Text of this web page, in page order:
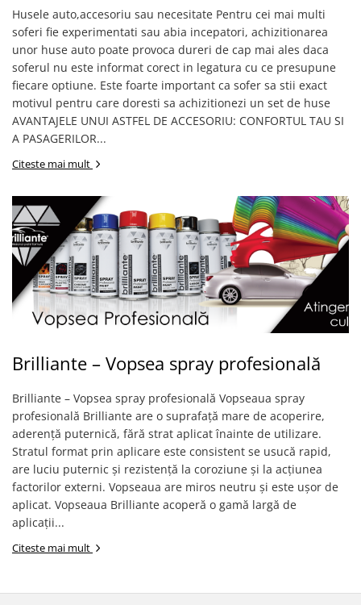
Hyundai
Kia
Mazda
Mercedes
Nissan
Opel
Peugeot
Skoda
Suzuki
Toyota
Volkswagen
Volvo
Cotiere auto
Renault
CHEVROLET
Audi
Citroen
Hyundai
Universal
MINI
Kia
Dacia
Nissan
Mercedes
Opel
Seat
Skoda
Volkswagen
Aparatori noroi
Universal
KIA
Hyundai
Aparatori noroi camion
Suzuki
Citroen
Tesla
Honda
Porsche
Mitsubishi
Audi
BMW
Chevrolet
Dacia
Ford
Mercedes
Skoda
Lumini de zi DRL
LED BAR
Faruri
Husele auto,accesoriu sau necesitate Pentru cei mai multi
soferi fie experimentati sau abia incepatori, achizitionarea
unor huse auto poate provoca dureri de cap mai ales daca
soferul nu este informat corect in legatura cu ce presupune
fiecare optiune. Este foarte important ca sofer sa stii exact
motivul pentru care doresti sa achizitionezi un set de huse
AVANTAJELE UNUI ASTFEL DE ACCESORIU: CONFORTUL TAU SI
A PASAGERILOR...
Citeste mai mult
Brilliante – Vopsea spray profesională
Brilliante – Vopsea spray profesională Vopseaua spray
profesională Brilliante are o suprafață mare de acoperire,
aderență puternică, fără strat aplicat înainte de utilizare.
Stratul format prin aplicare este consistent se usucă rapid,
are luciu puternic și rezistență la coroziune și la acțiunea
factorilor externi. Vopseaua are miros neutru și este ușor de
aplicat. Vopseaua Brilliante acoperă o gamă largă de
aplicații...
Citeste mai mult